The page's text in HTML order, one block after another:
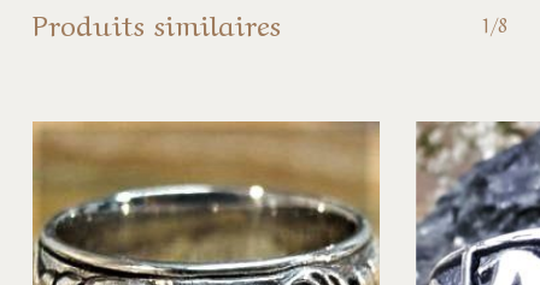
Produits similaires 1/8